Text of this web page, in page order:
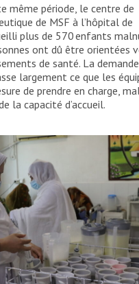
même période, le centre de
de MSF à l’hôpital de
plus de 570 enfants
ont dû être orientées
de santé. La
largement ce que les
de prendre en charge,
la capacité d’accueil.